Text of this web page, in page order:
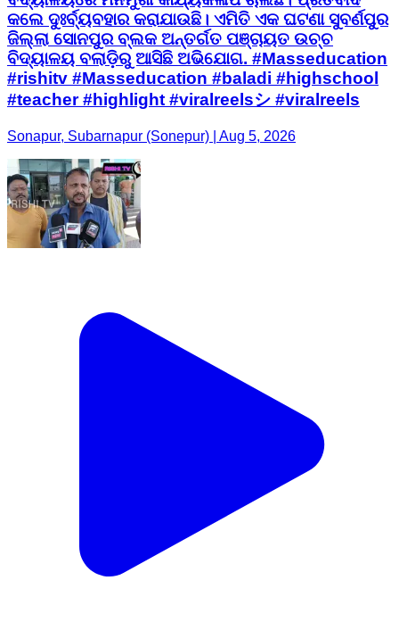
କଲେ ଦୁଃର୍ବ୍ୟବହାର କରାଯାଉଛି। ଏମିତି ଏକ ଘଟଣା ସୁବର୍ଣପୁର
ଜିଲ୍ଲା ସୋନପୁର ବ୍ଲକ ଅନ୍ତର୍ଗତ ପଞ୍ଚାୟତ ଉଚ୍ଚ
ବିଦ୍ୟାଳୟ ବଲାଡ଼ିରୁ ଆସିଛି ଅଭିଯୋଗ. #Masseducation
#rishitv #Masseducation #baladi #highschool
#teacher #highlight #viralreelsシ #viralreels
Sonapur, Subarnapur (Sonepur) | Aug 5, 2026